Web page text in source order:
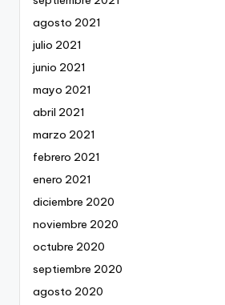
agosto 2021
julio 2021
junio 2021
mayo 2021
abril 2021
marzo 2021
febrero 2021
enero 2021
diciembre 2020
noviembre 2020
octubre 2020
septiembre 2020
agosto 2020